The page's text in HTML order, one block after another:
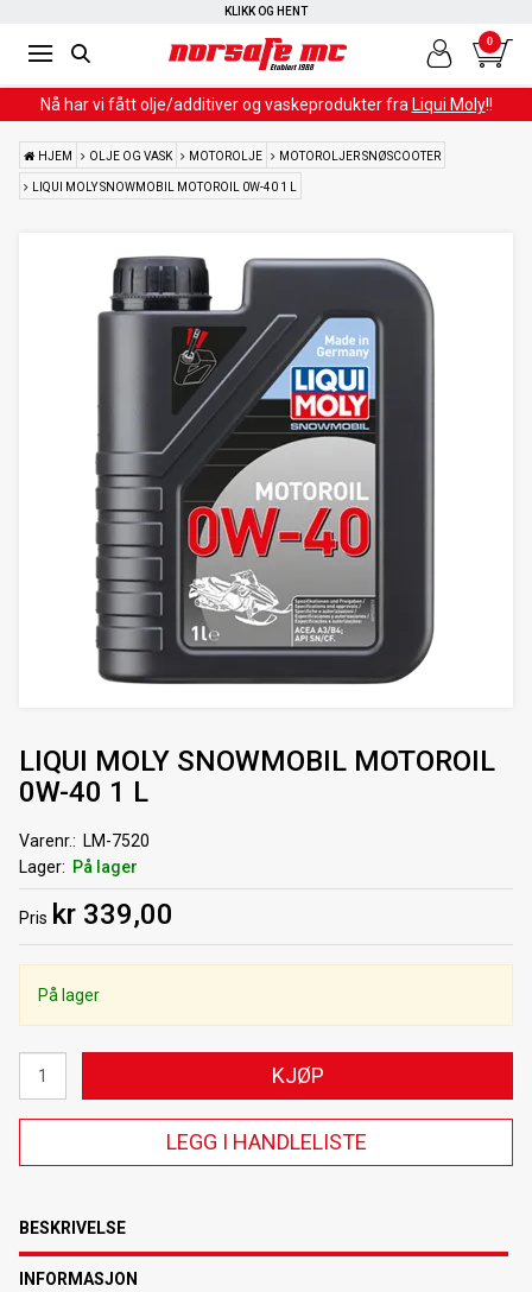
KLIKK OG HENT
0
Nå har vi fått olje/additiver og vaskeprodukter fra Liqui Moly!!
HJEM OLJE OG VASK MOTOROLJE MOTOROLJER SNØSCOOTER
LIQUI MOLY SNOWMOBIL MOTOROIL 0W-40 1 L
LIQUI MOLY SNOWMOBIL MOTOROIL
0W-40 1 L
Varenr.
LM-7520
Lager
På lager
Pris kr 339,00
På lager
KJØP
LEGG I HANDLELISTE
BESKRIVELSE
INFORMASJON